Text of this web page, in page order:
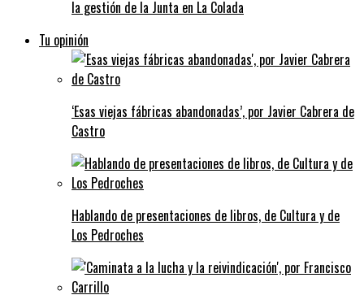
la gestión de la Junta en La Colada
Tu opinión
‘Esas viejas fábricas abandonadas’, por Javier Cabrera de
Castro
Hablando de presentaciones de libros, de Cultura y de
Los Pedroches